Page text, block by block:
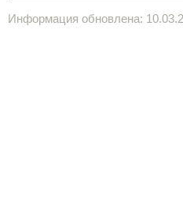
Информация обновлена: